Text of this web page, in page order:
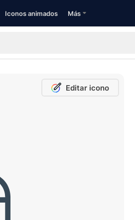
Iconos animados Más
Editar icono